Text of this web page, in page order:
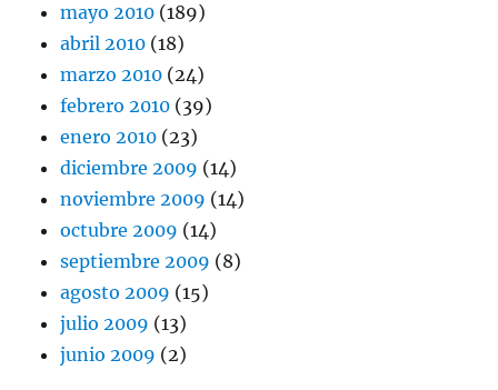
mayo 2010 (189)
abril 2010 (18)
marzo 2010 (24)
febrero 2010 (39)
enero 2010 (23)
diciembre 2009 (14)
noviembre 2009 (14)
octubre 2009 (14)
septiembre 2009 (8)
agosto 2009 (15)
julio 2009 (13)
junio 2009 (2)